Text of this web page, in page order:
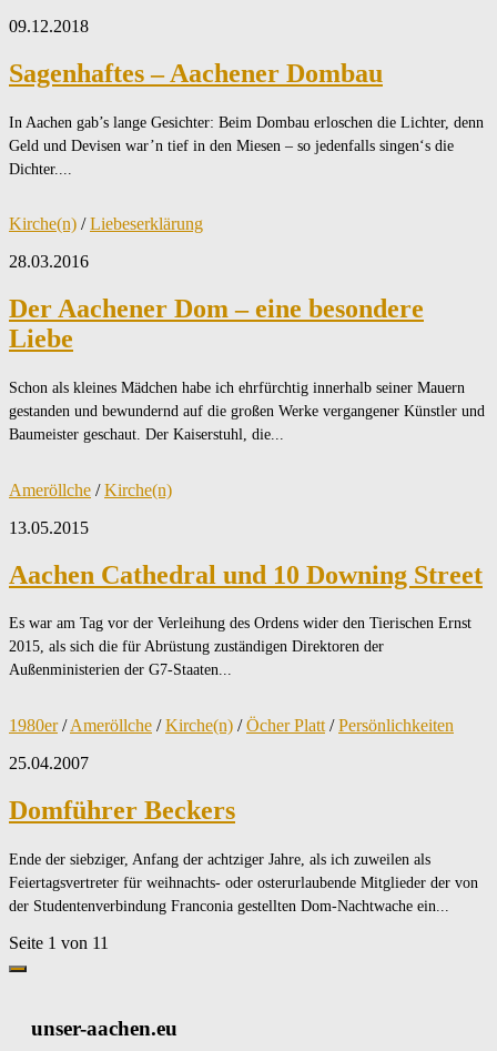
09.12.2018
Sagenhaftes – Aachener Dombau
In Aachen gab’s lange Gesichter: Beim Dombau erloschen die Lichter, denn
Geld und Devisen war’n tief in den Miesen – so jedenfalls singen‘s die
Dichter....
Kirche(n) /Liebeserklärung
28.03.2016
Der Aachener Dom – eine besondere
Liebe
Schon als kleines Mädchen habe ich ehrfürchtig innerhalb seiner Mauern
gestanden und bewundernd auf die großen Werke vergangener Künstler und
Baumeister geschaut. Der Kaiserstuhl, die...
Ameröllche /Kirche(n)
13.05.2015
Aachen Cathedral und 10 Downing Street
Es war am Tag vor der Verleihung des Ordens wider den Tierischen Ernst
2015, als sich die für Abrüstung zuständigen Direktoren der
Außenministerien der G7-Staaten...
1980er/Ameröllche /Kirche(n) /Öcher Platt /Persönlichkeiten
25.04.2007
Domführer Beckers
Ende der siebziger, Anfang der achtziger Jahre, als ich zuweilen als
Feiertagsvertreter für weihnachts- oder osterurlaubende Mitglieder der von
der Studentenverbindung Franconia gestellten Dom-Nachtwache ein...
Seite 1 von 11
unser-aachen.eu